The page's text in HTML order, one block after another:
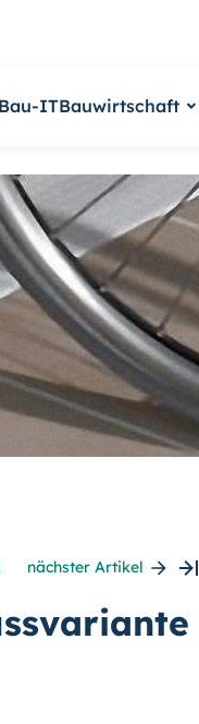
Bau-ITBauwirtschaft
nächster Artikel